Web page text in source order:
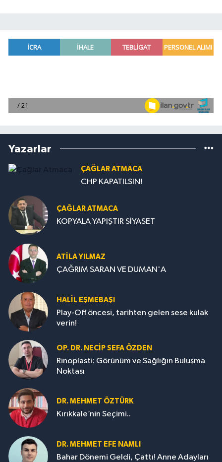
Yazarlar
ÇAĞLAR ATMACA
CHP KAPATILSIN!
ÇAĞLAR ATMACA
KOPYALA YAPIŞTIR SİYASET
ATILA YILMAZ
ÇAĞRIM SARAN VE DUMAN'A
HALIL EŞMEBAŞI
Play-Off öncesi, tarihten gelen sese kulak
verin!
OP. DR. NECIP SEFA ÖZDEN
Rinoplasti: Görünüm ve Sağlığın Buluşma
Noktası
DR. MEHMET ÖZTÜRK
Kırıkkale’nin Seçimi..
DR. MEHMET EFE NAMLI
Bahar Dönemi Geldi, Çattı! Anne Adayları